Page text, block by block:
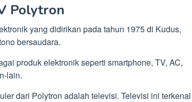
Polytron
yang didirikan pada tahun 1975 di Kudus,
bersaudara.
produk elektronik seperti smartphone, TV, AC,
lain.
dari Polytron adalah televisi. Televisi ini terkenal